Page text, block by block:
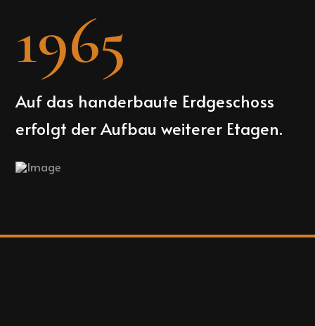
1965
Auf das handerbaute Erdgeschoss
erfolgt der Aufbau weiterer Etagen.